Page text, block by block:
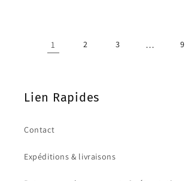
1 2 3 … 9
Lien Rapides
Contact
Expéditions & livraisons